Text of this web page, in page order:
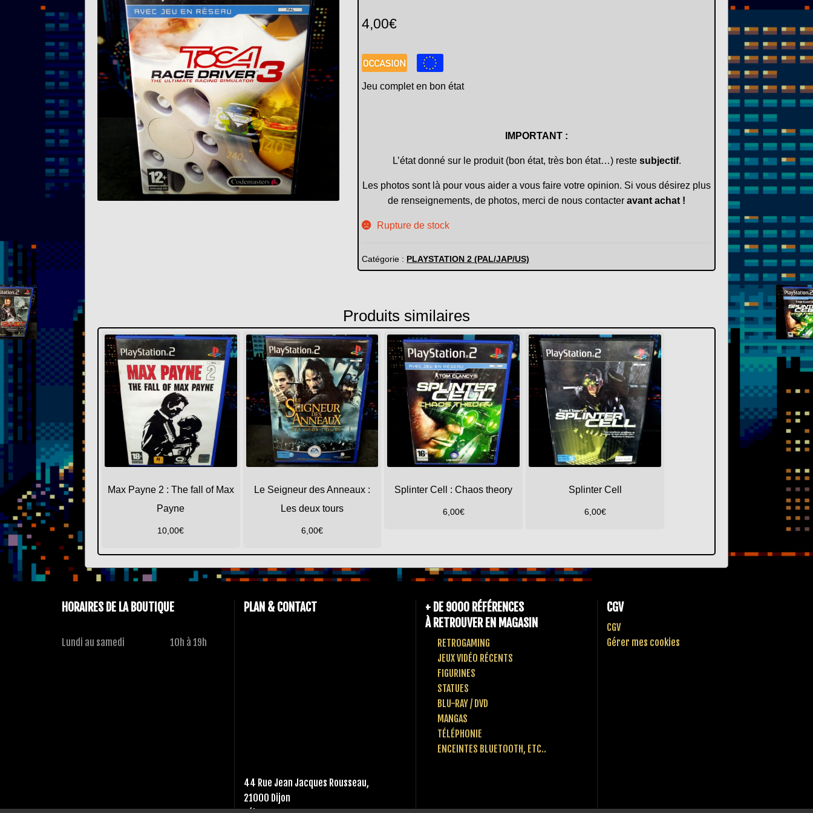
4,00€
Jeu complet en bon état
IMPORTANT :
L’état donné sur le produit (bon état, très bon état…) reste subjectif.
Les photos sont là pour vous aider a vous faire votre opinion. Si vous désirez plus
de renseignements, de photos, merci de nous contacteravant achat !
Rupture de stock
Catégorie : PLAYSTATION 2 (PAL/JAP/US)
Produits similaires
Max Payne 2 : The fall of Max
Payne
10,00€
Le Seigneur des Anneaux :
Les deux tours
6,00€
Splinter Cell : Chaos theory
6,00€
Splinter Cell
6,00€
HORAIRES DE LA BOUTIQUE
Lundi au samedi 10h à 19h
PLAN & CONTACT
44 Rue Jean Jacques Rousseau,
21000 Dijon
+ DE 9000 RÉFÉRENCES
À RETROUVER EN MAGASIN
RETROGAMING
JEUX VIDÉO RÉCENTS
FIGURINES
STATUES
BLU-RAY / DVD
MANGAS
TÉLÉPHONIE
ENCEINTES BLUETOOTH, ETC..
CGV
CGV
Gérer mes cookies